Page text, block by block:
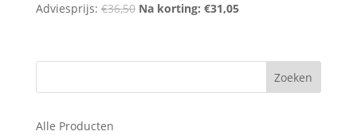
Adviesprijs: €36,50 Na korting: €31,05
Alle Producten